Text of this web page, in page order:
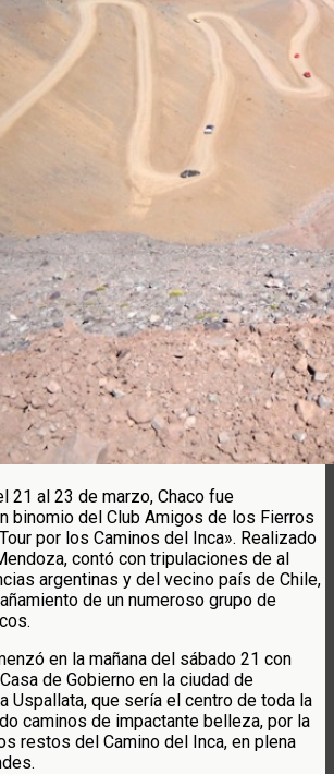
21 al 23 de marzo, Chaco fue
binomio del Club Amigos de los Fierros
por los Caminos del Inca». Realizado
contó con tripulaciones de al
argentinas y del vecino país de Chile,
de un numeroso grupo de
en la mañana del sábado 21 con
de Gobierno en la ciudad de
Uspallata, que sería el centro de toda la
caminos de impactante belleza, por la
restos del Camino del Inca, en plena